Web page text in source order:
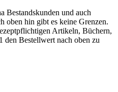
Bestandskunden und auch
oben hin gibt es keine Grenzen.
Artikeln, Büchern,
den Bestellwert nach oben zu